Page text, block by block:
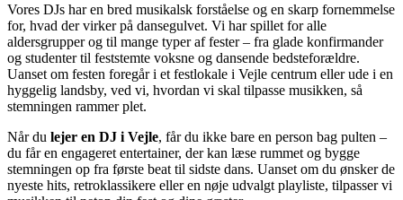
Vores DJs har en bred musikalsk forståelse og en skarp fornemmelse
for, hvad der virker på dansegulvet. Vi har spillet for alle
aldersgrupper og til mange typer af fester – fra glade konfirmander
og studenter til feststemte voksne og dansende bedsteforældre.
Uanset om festen foregår i et festlokale i Vejle centrum eller ude i en
hyggelig landsby, ved vi, hvordan vi skal tilpasse musikken, så
stemningen rammer plet.
Når du lejer en DJ i Vejle, får du ikke bare en person bag pulten –
du får en engageret entertainer, der kan læse rummet og bygge
stemningen op fra første beat til sidste dans. Uanset om du ønsker de
nyeste hits, retroklassikere eller en nøje udvalgt playliste, tilpasser vi